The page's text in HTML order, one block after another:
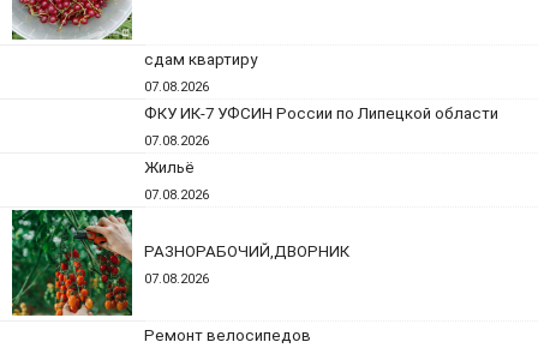
сдам квартиру
07.08.2026
ФКУ ИК-7 УФСИН России по Липецкой области
07.08.2026
Жильё
07.08.2026
РАЗНОРАБОЧИЙ,ДВОРНИК
07.08.2026
Ремонт велосипедов